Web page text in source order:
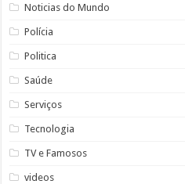
Noticias do Mundo
Polícia
Politica
Saúde
Serviços
Tecnologia
TV e Famosos
videos